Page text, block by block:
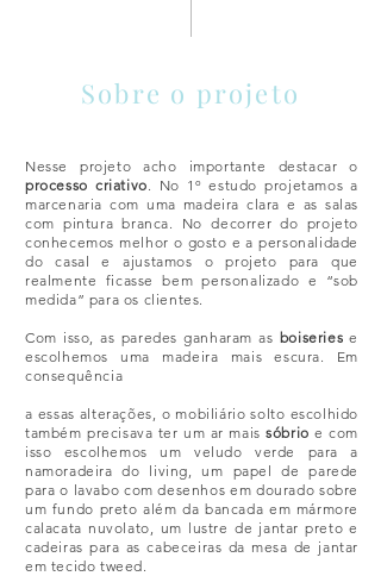
Sobre o projeto
Nesse projeto acho importante destacar o
processo criativo. No 1º estudo projetamos a
marcenaria com uma madeira clara e as salas
com pintura branca. No decorrer do projeto
conhecemos melhor o gosto e a personalidade
do casal e ajustamos o projeto para que
realmente ficasse bem personalizado e “sob
medida” para os clientes.
Com isso, as paredes ganharam as boiseries e
escolhemos uma madeira mais escura. Em
consequência
a essas alterações, o mobiliário solto escolhido
também precisava ter um ar maissóbrio e com
isso escolhemos um veludo verde para a
namoradeira do living, um papel de parede
para o lavabo com desenhos em dourado sobre
um fundo preto além da bancada em mármore
calacata nuvolato, um lustre de jantar preto e
cadeiras para as cabeceiras da mesa de jantar
em tecido tweed.